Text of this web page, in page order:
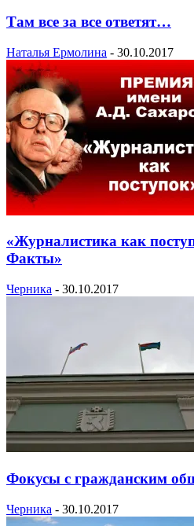
Там все за все ответят…
Наталья Ермолина - 30.10.2017
«Журналистика как
Факты»
Черника - 30.10.2017
Фокусы с гражданским
Черника - 30.10.2017